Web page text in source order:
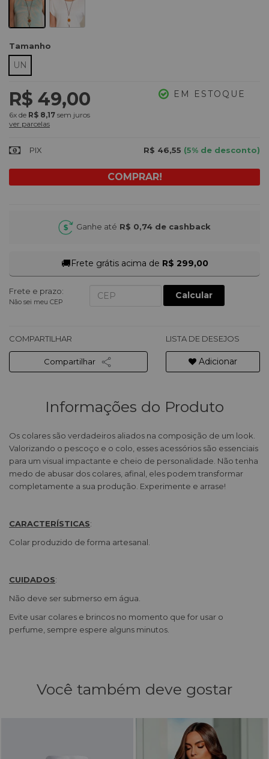
Tamanho
UN
R$ 49,00
6x de R$ 8,17 sem juros
ver parcelas
EM ESTOQUE
PIX R$ 46,55 (5% de desconto)
Ganhe até R$ 0,74 de cashback
🚚Frete grátis acima de R$ 299,00
Frete e prazo:
Não sei meu CEP
Calcular
COMPARTILHAR
Compartilhar
LISTA DE DESEJOS
Adicionar
Informações do Produto
Os colares são verdadeiros aliados na composição de um look.
Valorizando o pescoço e o colo, esses acessórios são essenciais
para um visual impactante e cheio de personalidade. Não tenha
medo de abusar dos colares, afinal, eles podem transformar
completamente a sua produção. Experimente e arrase!
CARACTERÍSTICAS:
Colar produzido de forma artesanal.
CUIDADOS:
Não deve ser submerso em água.
Evite usar colares e brincos no momento que for usar o
perfume, sempre espere alguns minutos.
Você também deve gostar